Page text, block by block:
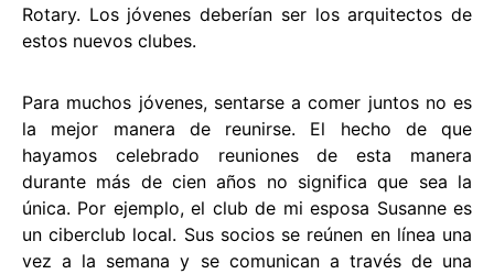
Rotary. Los jóvenes deberían ser los arquitectos de
estos nuevos clubes.
Para muchos jóvenes, sentarse a comer juntos no es
la mejor manera de reunirse. El hecho de que
hayamos celebrado reuniones de esta manera
durante más de cien años no significa que sea la
única. Por ejemplo, el club de mi esposa Susanne es
un ciberclub local. Sus socios se reúnen en línea una
vez a la semana y se comunican a través de una